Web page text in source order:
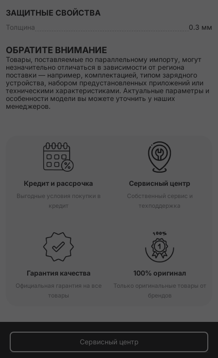
ЗАЩИТНЫЕ СВОЙСТВА
Толщина 0.3 мм
ОБРАТИТЕ ВНИМАНИЕ
Товары, поставляемые по параллельному импорту, могут
незначительно отличаться в зависимости от региона
поставки — например, комплектацией, типом зарядного
устройства, набором предустановленных приложений или
техническими характеристиками. Актуальные параметры и
особенности модели вы можете уточнить у наших
менеджеров.
Кредит и рассрочка
Выгодные условия покупки в
кредит
Сервисный центр
Собственный сервис и
техподдержка
Гарантия качества
Официальная гарантия на все
товары
100% оригинал
Только оригинальные товары от
брендов
Сервисный центр